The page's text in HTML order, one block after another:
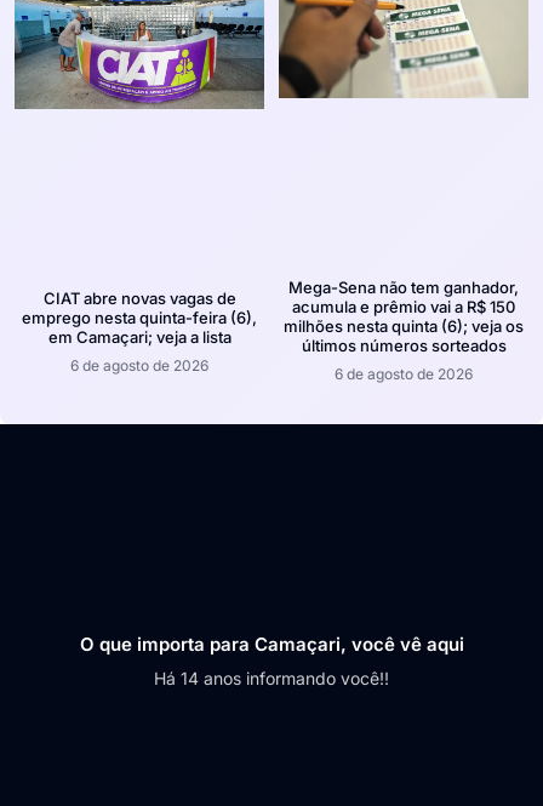
CIAT abre novas vagas de
emprego nesta quinta-feira (6),
em Camaçari; veja a lista
6 de agosto de 2026
Mega-Sena não tem ganhador,
acumula e prêmio vai a R$ 150
milhões nesta quinta (6); veja os
últimos números sorteados
6 de agosto de 2026
O que importa para Camaçari, você vê aqui
Há 14 anos informando você!!